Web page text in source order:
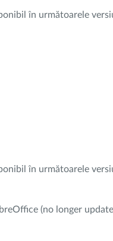
în următoarele
în următoarele
(no longer